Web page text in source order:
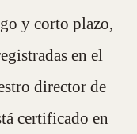
y corto plazo,
en el
director de
certificado en